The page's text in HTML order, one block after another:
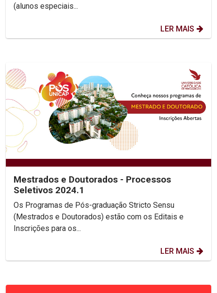
(alunos especiais...
LER MAIS
Mestrados e Doutorados - Processos
Seletivos 2024.1
Os Programas de Pós-graduação Stricto Sensu
(Mestrados e Doutorados) estão com os Editais e
Inscrições para os...
LER MAIS